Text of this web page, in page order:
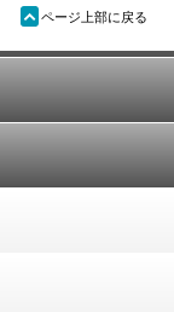
ü ページ上部に戻る